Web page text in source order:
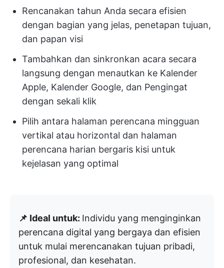
Rencanakan tahun Anda secara efisien
dengan bagian yang jelas, penetapan tujuan,
dan papan visi
Tambahkan dan sinkronkan acara secara
langsung dengan menautkan ke Kalender
Apple, Kalender Google, dan Pengingat
dengan sekali klik
Pilih antara halaman perencana mingguan
vertikal atau horizontal dan halaman
perencana harian bergaris kisi untuk
kejelasan yang optimal
📌 Ideal untuk: Individu yang menginginkan
perencana digital yang bergaya dan efisien
untuk mulai merencanakan tujuan pribadi,
profesional, dan kesehatan.